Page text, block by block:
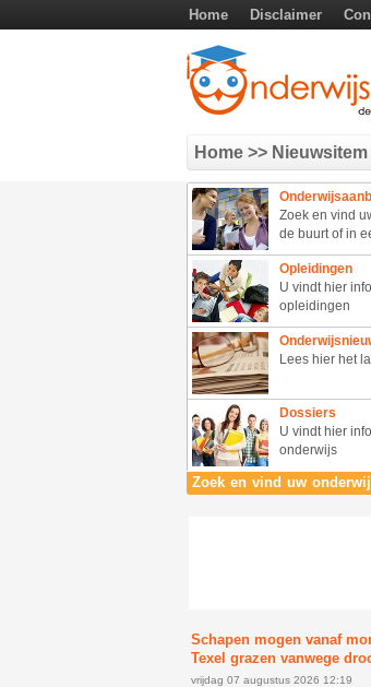
Home Disclaimer
Home>> Nieuwsitem
Zoek en vind
de buurt of in
Opleidingen
U vindt hier
opleidingen
Lees hier het
Dossiers
U vindt hier
onderwijs
Zoek en vind uw
Schapen mogen vanaf
Texel grazen vanwege
vrijdag 07 augustus 2026 12:19